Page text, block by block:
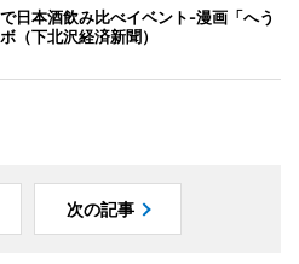
日本酒飲み比べイベント-漫画「へう
（下北沢経済新聞）
次の記事